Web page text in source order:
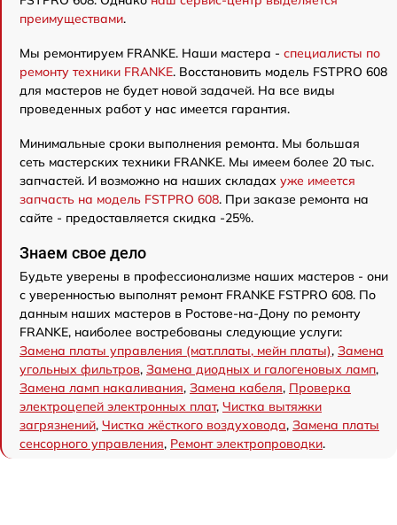
преимуществами.
Мы ремонтируем FRANKE. Наши мастера - специалисты по
ремонту техники FRANKE. Восстановить модель FSTPRO 608
для мастеров не будет новой задачей. На все виды
проведенных работ у нас имеется гарантия.
Минимальные сроки выполнения ремонта. Мы большая
сеть мастерских техники FRANKE. Мы имеем более 20 тыс.
запчастей. И возможно на наших складах уже имеется
запчасть на модель FSTPRO 608. При заказе ремонта на
сайте - предоставляется скидка -25%.
Знаем свое дело
Будьте уверены в профессионализме наших мастеров - они
с уверенностью выполнят ремонт FRANKE FSTPRO 608. По
данным наших мастеров в Ростове-на-Дону по ремонту
FRANKE, наиболее востребованы следующие услуги:
Замена платы управления (мат.платы, мейн платы), Замена
угольных фильтров, Замена диодных и галогеновых ламп,
Замена ламп накаливания, Замена кабеля, Проверка
электроцепей электронных плат, Чистка вытяжки
загрязнений, Чистка жёсткого воздуховода, Замена платы
сенсорного управления, Ремонт электропроводки.